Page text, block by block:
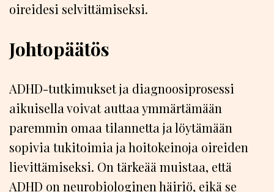
oireidesi selvittämiseksi.
Johtopäätös
ADHD-tutkimukset ja diagnoosiprosessi
aikuisella voivat auttaa ymmärtämään
paremmin omaa tilannetta ja löytämään
sopivia tukitoimia ja hoitokeinoja oireiden
lievittämiseksi. On tärkeää muistaa, että
ADHD on neurobiologinen häiriö, eikä se